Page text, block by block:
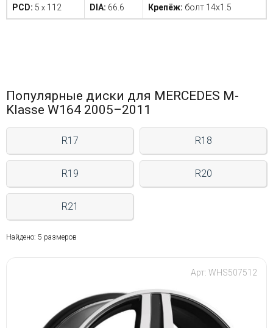
PCD: 5 x 112 DIA: 66.6 Крепёж: болт 14x1.5
Популярные диски для MERCEDES M-
Klasse W164 2005–2011
R17 R18
R19 R20
R21
Найдено: 5 размеров
Арт: WHS507512